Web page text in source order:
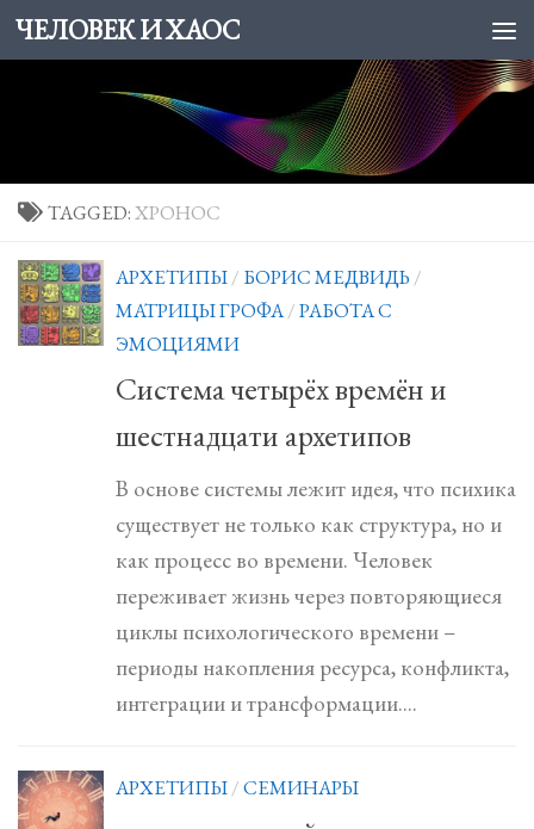
Skip to content
ЧЕЛОВЕК И ХАОС
TAGGED:ХРОНОС
АРХЕТИПЫ/ БОРИС МЕДВИДЬ /
МАТРИЦЫ ГРОФА/РАБОТА С
ЭМОЦИЯМИ
Система четырёх времён и
шестнадцати архетипов
В основе системы лежит идея, что психика
существует не только как структура, но и
как процесс во времени. Человек
переживает жизнь через повторяющиеся
циклы психологического времени –
периоды накопления ресурса, конфликта,
интеграции и трансформации....
АРХЕТИПЫ/СЕМИНАРЫ